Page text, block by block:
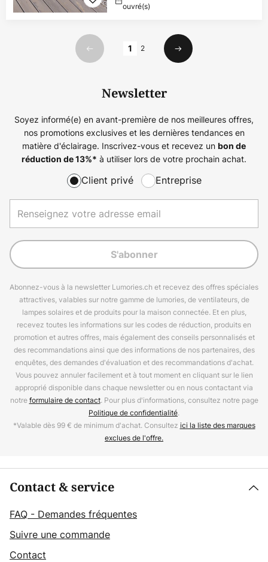
ouvré(s)
Précédent
1 2
Suivant
Newsletter
Soyez informé(e) en avant-première de nos meilleures offres,
nos promotions exclusives et les dernières tendances en
matière d'éclairage. Inscrivez-vous et recevez un bon de
réduction de13%* à utiliser lors de votre prochain achat.
Client privé Entreprise
S'abonner
Abonnez-vous à la newsletter Lumories.ch et recevez des offres spéciales
attractives, valables sur notre gamme de lumories, de ventilateurs, de
lampes solaires et de produits pour la maison connectée. Et en plus,
recevez toutes les informations sur les codes de réduction, produits en
promotion et autres offres, mais également des conseils personnalisés et
des recommandations ainsi que des informations de nos partenaires, des
enquêtes, des demandes d'évaluation et des recommandations d'achat.
Vous pouvez annuler facilement et à tout moment en cliquant sur le lien
approprié disponible dans chaque newsletter ou en nous contactant via
notreformulaire de contact. Pour plus d'informations, consultez notre page
Politique de confidentialité.
*Valable dès 99 € de minimum d'achat. Consultez ici la liste des marques
exclues de l'offre.
Contact & service
FAQ - Demandes fréquentes
Suivre une commande
Contact